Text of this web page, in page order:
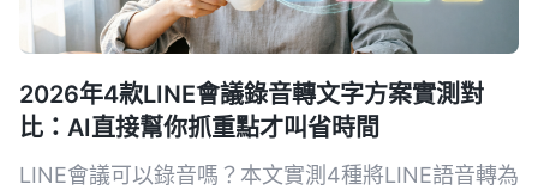
2026年4款LINE會議錄音轉文字方案實測對
比：AI直接幫你抓重點才叫省時間
LINE會議可以錄音嗎？本文實測4種將LINE語音轉為